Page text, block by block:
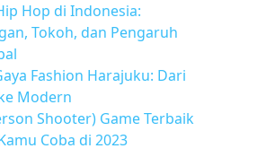
Hop di Indonesia:
Tokoh, dan Pengaruh
Fashion Harajuku: Dari
Modern
Shooter) Game Terbaik
Coba di 2023